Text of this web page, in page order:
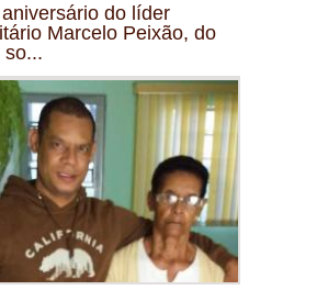
do líder
Marcelo Peixão, do
so...